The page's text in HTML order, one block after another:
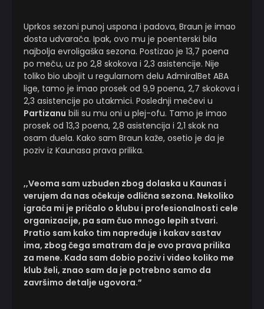
Uprkos sezoni punoj uspona i padova, Braun je imao
dosta udvarača. Ipak, ovo mu je poenterski bila
najbolja evroligaška sezona. Postizao je 13,7 poena
po meču, uz po 2,8 skokova i 2,3 asistencije. Nije
toliko bio ubojit u regularnom delu AdmiralBet ABA
lige, tamo je imao prosek od 9,9 poena, 2,7 skokova i
2,3 asistencije po utakmici. Poslednji mečevi u
Partizanu bili su mu oni u plej-ofu. Tamo je imao
prosek od 13,3 poena, 2,8 asistencija i 2,1 skok na
osam duela. Kako sam Braun kaže, osetio je da je
poziv iz Kaunasa prava prilika.
,,Veoma sam uzbuđen zbog dolaska u Kaunas i
verujem da nas očekuje odlična sezona. Nekoliko
igrača mi je pričalo o klubu i profesionalnosti cele
organizacije, pa sam čuo mnogo lepih stvari.
Pratio sam kako tim napreduje i kakav sastav
ima, zbog čega smatram da je ovo prava prilika
za mene. Kada sam dobio poziv i video koliko me
klub želi, znao sam da je potrebno samo da
završimo detalje ugovora.”